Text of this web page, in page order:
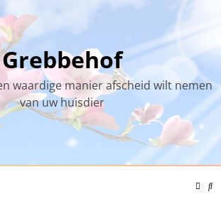
Grebbehof
waardige manier afscheid wilt nemen
van uw huisdier
Color